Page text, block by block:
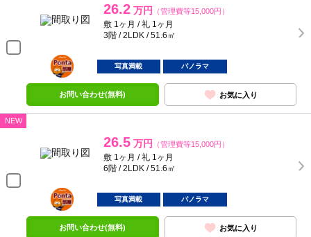
26.2 万円 （管理費等15,000円）
敷 1ヶ月 / 礼 1ヶ月
3階 / 2LDK / 51.6㎡
ポンタ
部屋
写真満載 パノラマ
お問い合わせ(無料) お気に入り
NEW
26.5 万円 （管理費等15,000円）
敷 1ヶ月 / 礼 1ヶ月
6階 / 2LDK / 51.6㎡
ポンタ
部屋
写真満載 パノラマ
お問い合わせ(無料) お気に入り